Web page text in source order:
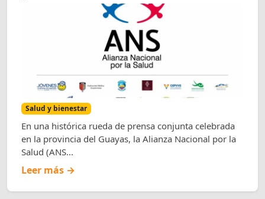
Salud y bienestar
En una histórica rueda de prensa conjunta celebrada
en la provincia del Guayas, la Alianza Nacional por la
Salud (ANS...
Leer más →